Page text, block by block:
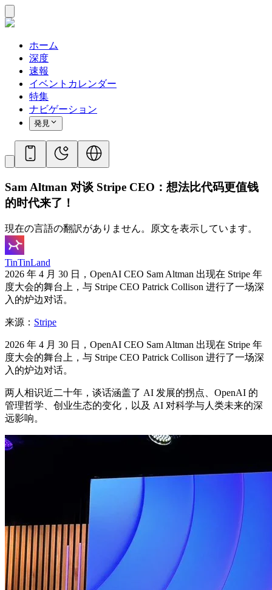
ホーム
深度
速報
イベントカレンダー
特集
ナビゲーション
発見
Sam Altman 对谈 Stripe CEO：想法比代码更值钱
的时代来了！
現在の言語の翻訳がありません。原文を表示しています。
TinTinLand
2026 年 4 月 30 日，OpenAI CEO Sam Altman 出现在 Stripe 年
度大会的舞台上，与 Stripe CEO Patrick Collison 进行了一场深
入的炉边对话。
来源： Stripe
2026 年 4 月 30 日，OpenAI CEO Sam Altman 出现在 Stripe 年
度大会的舞台上，与 Stripe CEO Patrick Collison 进行了一场深
入的炉边对话。
两人相识近二十年，谈话涵盖了 AI 发展的拐点、OpenAI 的
管理哲学、创业生态的变化，以及 AI 对科学与人类未来的深
远影响。